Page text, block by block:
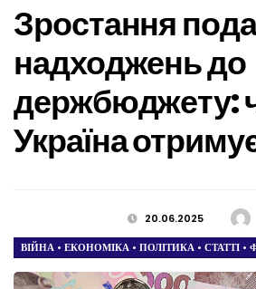
Зростання
надходжень до
держбюджету:
Україна
20.06.2025
ВІЙНА • ЕКОНОМІКА • ПОЛІТИКА • СТАТТІ •